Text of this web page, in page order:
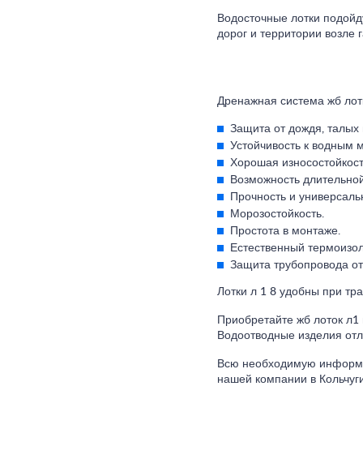
Водосточные лотки
дорог и территории возле
Дренажная система жб
Защита от дождя, талых
Устойчивость к водным
Хорошая
Возможность
Прочность и
Морозостойкость.
Простота в монтаже.
Естественный
Защита трубопровода
Лотки л 1 8 удобны при
Приобретайте жб лоток
Водоотводные изделия
Всю необходимую
нашей компании в